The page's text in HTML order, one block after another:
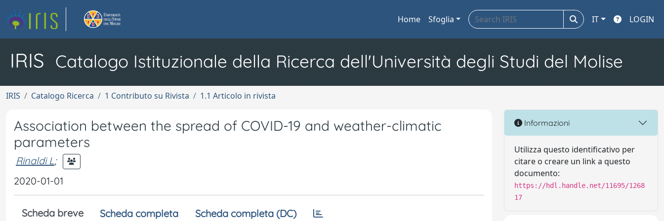
Home Sfoglia IT LOGIN
IRIS Catalogo Istituzionale della Ricerca dell'Università degli Studi del Molise
IRIS Catalogo Ricerca 1 Contributo su Rivista 1.1 Articolo in rivista
Association between the spread of COVID-19 and weather-climatic
parameters
Rinaldi L;
2020-01-01
Scheda breve Scheda completa Scheda completa (DC)
Informazioni
Utilizza questo identificativo per
citare o creare un link a questo
documento:
https://hdl.handle.net/11695/1268
17